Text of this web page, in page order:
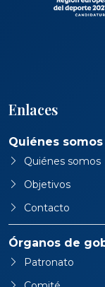
Enlaces
Quiénes somos
Quiénes somos
Objetivos
Contacto
Órganos de
Patronato